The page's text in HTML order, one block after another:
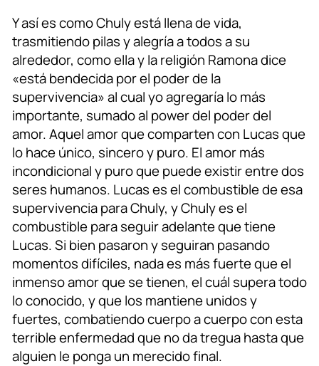
Y así es como Chuly está llena de vida,
trasmitiendo pilas y alegría a todos a su
alrededor, como ella y la religión Ramona dice
«está bendecida por el poder de la
supervivencia» al cual yo agregaría lo más
importante, sumado al power del poder del
amor. Aquel amor que comparten con Lucas que
lo hace único, sincero y puro. El amor más
incondicional y puro que puede existir entre dos
seres humanos. Lucas es el combustible de esa
supervivencia para Chuly, y Chuly es el
combustible para seguir adelante que tiene
Lucas. Si bien pasaron y seguiran pasando
momentos difíciles, nada es más fuerte que el
inmenso amor que se tienen, el cuál supera todo
lo conocido, y que los mantiene unidos y
fuertes, combatiendo cuerpo a cuerpo con esta
terrible enfermedad que no da tregua hasta que
alguien le ponga un merecido final.